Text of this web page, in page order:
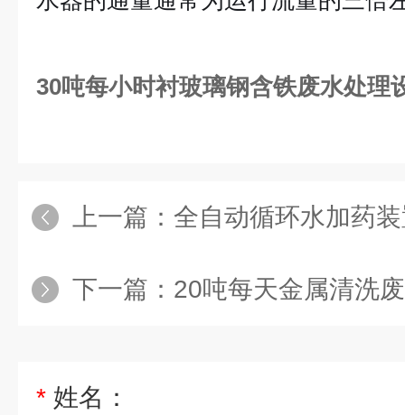
30吨每小时衬玻璃钢含铁废水处理
上一篇： 全自动循环水加药
下一篇： 20吨每天金属清洗
* 姓名：